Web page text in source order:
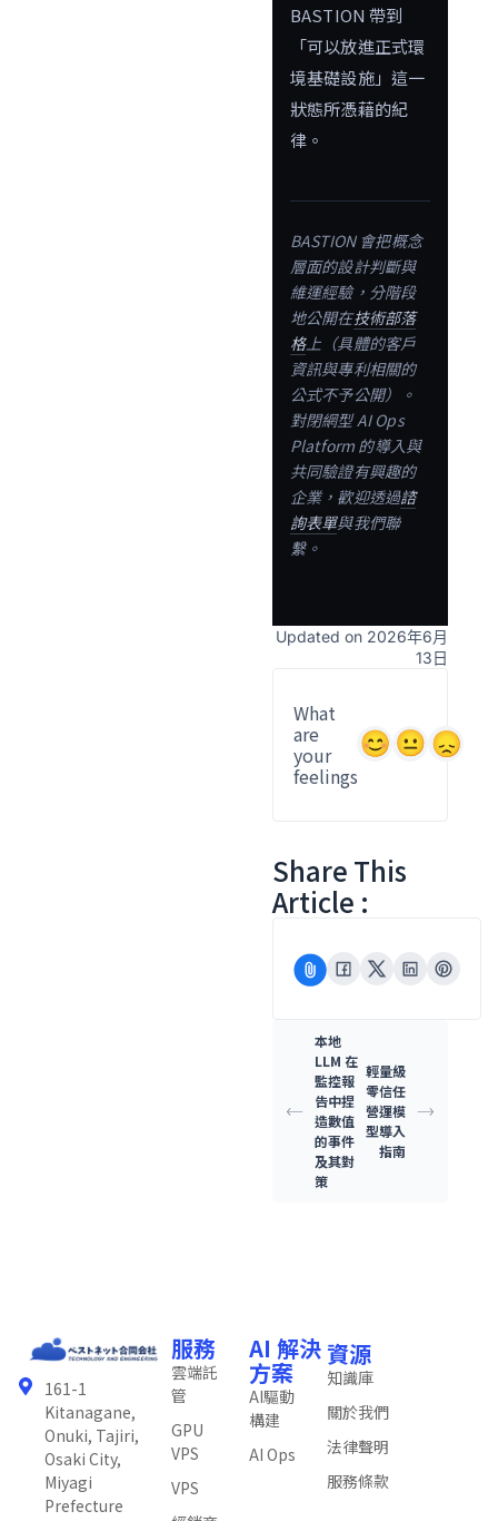
BASTION 帶到
「可以放進正式環
境基礎設施」這一
狀態所憑藉的紀
律。
BASTION 會把概念
層面的設計判斷與
維運經驗，分階段
地公開在技術部落
格上（具體的客戶
資訊與專利相關的
公式不予公開）。
對閉網型 AI Ops
Platform 的導入與
共同驗證有興趣的
企業，歡迎透過諮
詢表單與我們聯
繫。
Updated on 2026年6月
13日
What
are
your
feelings
Share This
Article :
本地
LLM 在
監控報
告中捏
造數值
的事件
及其對
策
輕量級
零信任
營運模
型導入
指南
161-1
Kitanagane,
Onuki, Tajiri,
Osaki City,
Miyagi
Prefecture
服務
雲端託
管
GPU
VPS
VPS
AI 解決
方案
AI驅動
構建
AI Ops
資源
知識庫
關於我們
法律聲明
服務條款